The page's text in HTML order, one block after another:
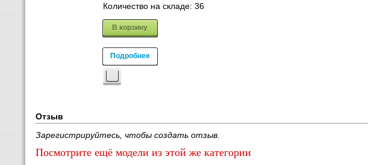
Количество на складе: 36
В корзину
Подробнее
Отзыв
Зарегистрируйтесь, чтобы создать отзыв.
Посмотрите ещё модели из этой же категории